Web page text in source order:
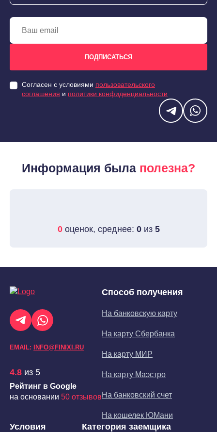
Согласен с условиями пользовательского
соглашения и политики конфиденциальности
Информация была полезна?
0оценок, среднее: 0из 5
EMAIL: INFO@FINIXI.RU
4.8 из 5
Рейтинг в Google
на основании 50 отзывов
Способ получения
На банковскую карту
На карту Сбербанка
На карту МИР
На карту Маэстро
На банковский счет
На кошелек ЮМани
Условия Категория заемщика